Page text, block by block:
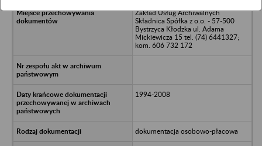
Zakład Usług Archiwalnych
Składnica Spółka z o.o. - 57-500
Bystrzyca Kłodzka ul. Adama
Mickiewicza 15 tel. (74) 6441327;
kom. 606 732 172
1994-2008
dokumentacja osobowo-płacowa